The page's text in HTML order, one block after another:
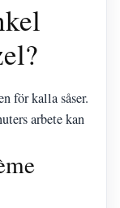
för kalla såser.
arbete kan